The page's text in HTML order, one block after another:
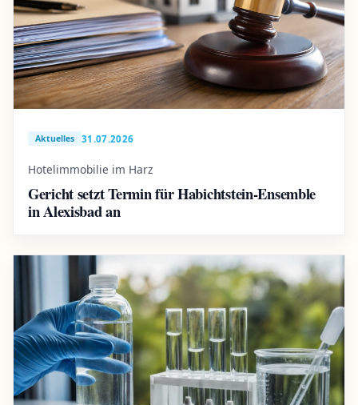
Aktuelles 31.07.2026
Hotelimmobilie im Harz
Gericht setzt Termin für Habichtstein-Ensemble
in Alexisbad an